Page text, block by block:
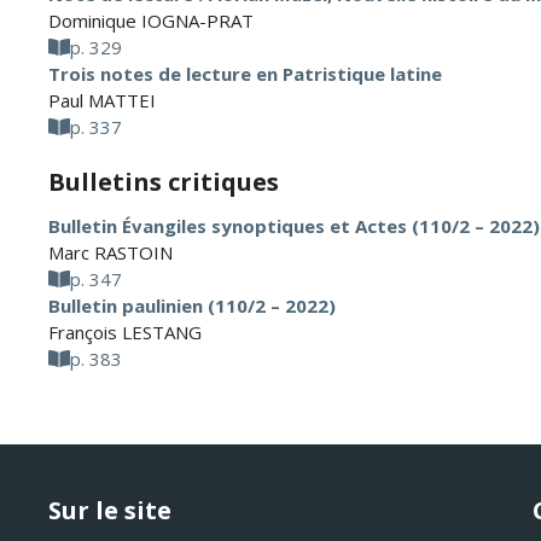
Dominique IOGNA-PRAT
p. 329
Trois notes de lecture en Patristique latine
Paul MATTEI
p. 337
Bulletins critiques
Bulletin Évangiles synoptiques et Actes (110/2 – 2022)
Marc RASTOIN
p. 347
Bulletin paulinien (110/2 – 2022)
François LESTANG
p. 383
Sur le site